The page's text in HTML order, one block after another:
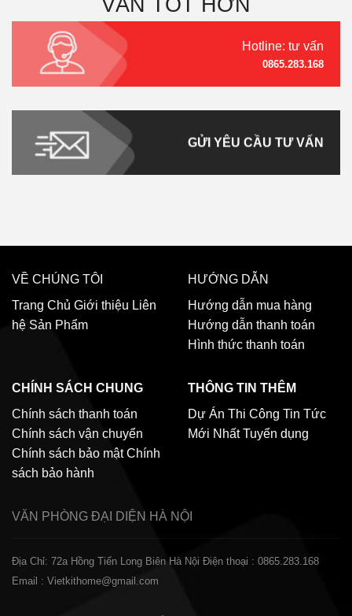
Hotline: tư vấn
0865.283.168
GỬI YÊU CẦU TƯ VẤN
VỀ CHÚNG TÔI
Trang Chủ Giới thiệu Liên
hệ Sản Phẩm
HƯỚNG DẪN
Hướng dẫn mua hàng
Hướng dẫn thanh toán
Hình thức thanh toán
CHÍNH SÁCH CHUNG
Chính sách thanh toán
Chính sách vận chuyển
Chính sách bảo mật Chính
sách bảo hành
THÔNG TIN THÊM
Dự Án Thi Công Tin Tức
Mới Nhất Tuyển dụng
VĂN PHÒNG ĐẠI DIỆN HÀ NỘI
Địa Chỉ: 72a Hồng Tiến Long Biên Hà Nội Điện thoại : 0865.283.168
Email : Vietkithome@gmail.com